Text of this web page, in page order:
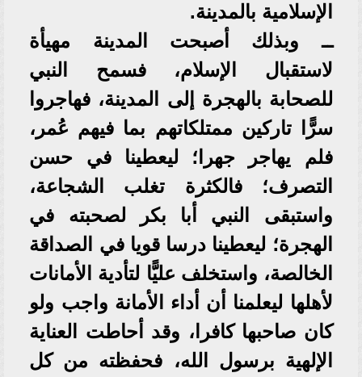
الإسلامية بالمدينة.
ــ وبذلك أصبحت المدينة مهيأة
لاستقبال الإسلام، فسمح النبي
للصحابة بالهجرة إلى المدينة، فهاجروا
سرًّا تاركين ممتلكاتهم بما فيهم عُمر،
فلم يهاجر جهرا؛ ليعطينا في حسن
التصرف؛ فالكثرة تغلب الشجاعة،
واستبقى النبي أبا بكر لصحبته في
الهجرة؛ ليعطينا درسا قويا في الصداقة
الخالصة، واستخلف عليًّا لتأدية الأمانات
لأهلها ليعلمنا أن أداء الأمانة واجب ولو
كان صاحبها كافرا، وقد أحاطت العناية
الإلهية برسول الله، فحفظته من كل